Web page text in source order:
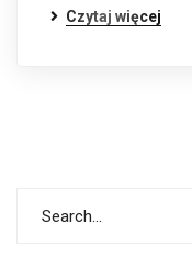
Czytaj więcej